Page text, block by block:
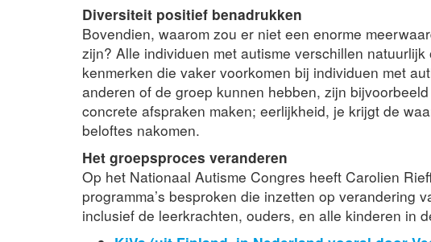
Diversiteit positief benadrukken
Bovendien, waarom zou er niet een enorme
zijn? Alle individuen met autisme verschillen
kenmerken die vaker voorkomen bij individuen met
anderen of de groep kunnen hebben, zijn
concrete afspraken maken; eerlijkheid, je krijgt de
beloftes nakomen.
Het groepsproces veranderen
Op het Nationaal Autisme Congres heeft Carolien
programma’s besproken die inzetten op verandering
inclusief de leerkrachten, ouders, en alle kinderen in